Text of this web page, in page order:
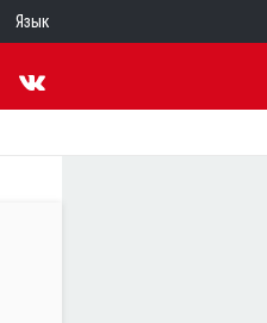
Язык